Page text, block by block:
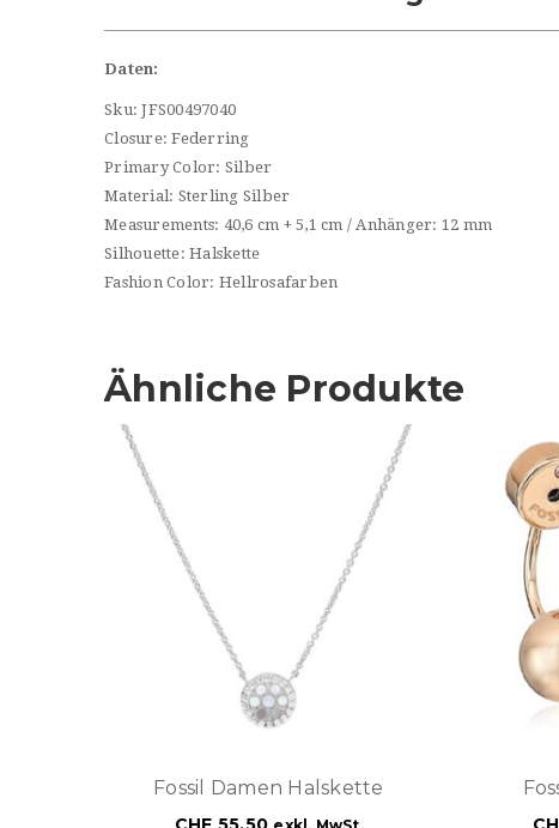
Daten:
Sku: JFS00497040
Closure: Federring
Primary Color: Silber
Material: Sterling Silber
Measurements: 40,6 cm + 5,1 cm / Anhänger: 12 mm
Silhouette: Halskette
Fashion Color: Hellrosafarben
Ähnliche Produkte
Fossil Damen Halskette